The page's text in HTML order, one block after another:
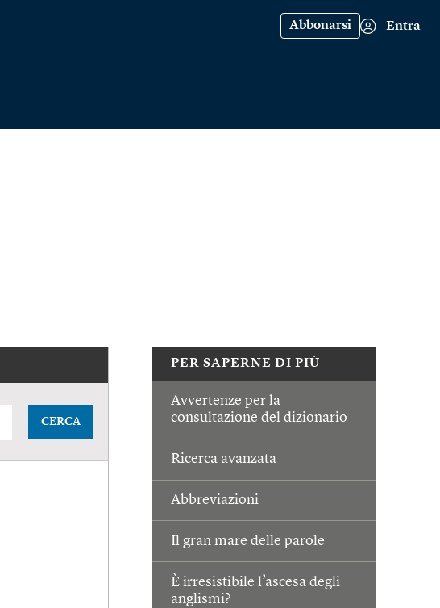
Abbonarsi Entra
PER SAPERNE DI PIÙ
Avvertenze per la
consultazione del dizionario
Ricerca avanzata
Abbreviazioni
Il gran mare delle parole
È irresistibile l’ascesa degli
anglismi?
CERCA